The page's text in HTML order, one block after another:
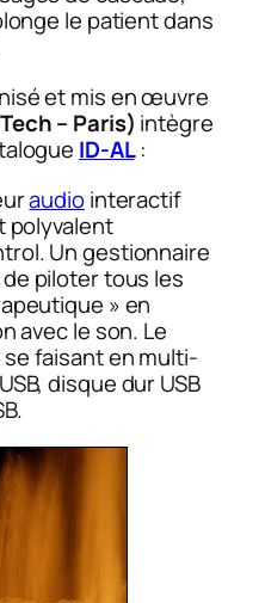
le patient dans
et mis en œuvre
– Paris) intègre
ID-AL :
audiointeractif
polyvalent
Un gestionnaire
piloter tous les
» en
avec le son. Le
faisant en multi-
disque dur USB